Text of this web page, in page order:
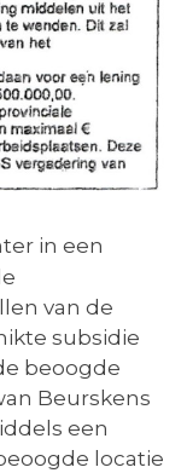
in een
van de
subsidie
beoogde
Beurskens
een
locatie